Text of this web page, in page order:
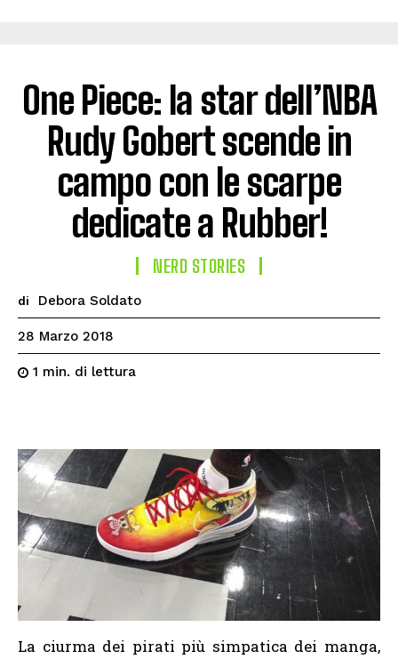
One Piece: la star dell’NBA
Rudy Gobert scende in
campo con le scarpe
dedicate a Rubber!
NERD STORIES
di Debora Soldato
28 Marzo 2018
1 min. di lettura
La ciurma dei pirati più simpatica dei manga,